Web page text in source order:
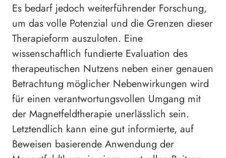
Es bedarf jedoch weiterführender Forschung,
um das volle Potenzial und die Grenzen dieser
Therapieform auszuloten. Eine
wissenschaftlich fundierte Evaluation des
therapeutischen Nutzens neben einer genauen
Betrachtung möglicher Nebenwirkungen wird
für einen verantwortungsvollen Umgang mit
der Magnetfeldtherapie unerlässlich sein.
Letztendlich kann eine gut informierte, auf
Beweisen basierende Anwendung der